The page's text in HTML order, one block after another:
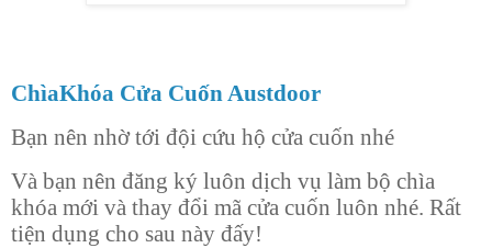
ChìaKhóa Cửa Cuốn Austdoor
Bạn nên nhờ tới đội cứu hộ cửa cuốn nhé
Và bạn nên đăng ký luôn dịch vụ làm bộ chìa
khóa mới và thay đổi mã cửa cuốn luôn nhé. Rất
tiện dụng cho sau này đấy!